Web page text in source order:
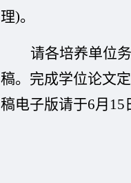
理)。
请各培养单位
稿。完成学位论文
稿电子版请于6月